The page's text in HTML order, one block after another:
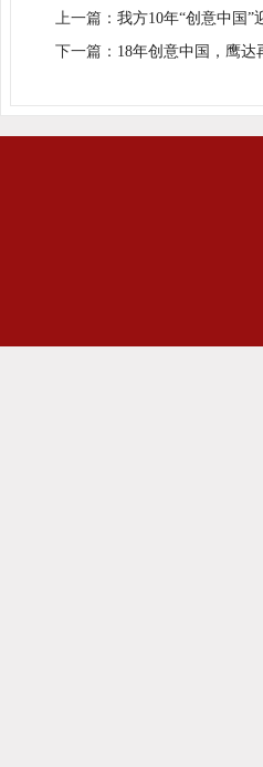
上一篇： 我方10年“创意中国”
下一篇： 18年创意中国，鹰达